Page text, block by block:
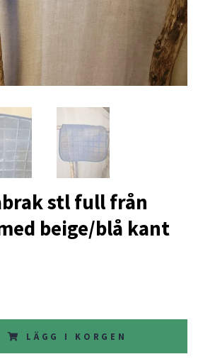
stl full från
beige/blå kant
LÄGG I KORGEN